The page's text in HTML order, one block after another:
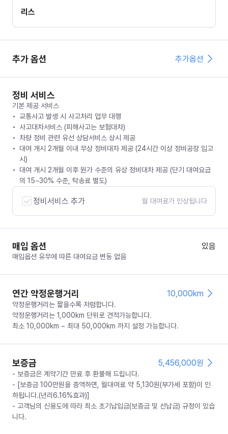
리스
추가 옵션 추가옵션
정비 서비스
기본 제공 서비스
교통사고 발생 시 사고처리 업무 대행
사고대차서비스 (피해사고는 보험대차)
차량 정비 관련 유선 상담서비스 상시 제공
대여 개시 2개월 이내 무상 정비대차 제공 (24시간 이상 정비공장 입고
시)
대여 개시 2개월 이후 원가 수준의 유상 정비대차 제공 (단기 대여요금
의 15~30% 수준, 탁송료 별도)
정비서비스 추가 월 대여료가 인상됩니다
매입 옵션 있음
매입옵션 유무에 따른 대여요금 변동 없음
연간 약정운행거리 10,000km
약정운행거리는 짧을수록 저렴합니다.
약정운행거리는 1,000km 단위로 견적가능합니다.
최소 10,000km ~ 최대 50,000km 까지 설정 가능합니다.
보증금 5,456,000원
- 보증금은 계약기간 만료 후 환불해 드립니다.
- [보증금 100만원을 증액하면, 월대여료 약 5,130원(부가세 포함)이 인
하됩니다.(년리6.16%효과)]
- 고객님의 신용도에 따라 최소 초기납입금(보증금 및 선납금) 규정이 있습
니다.